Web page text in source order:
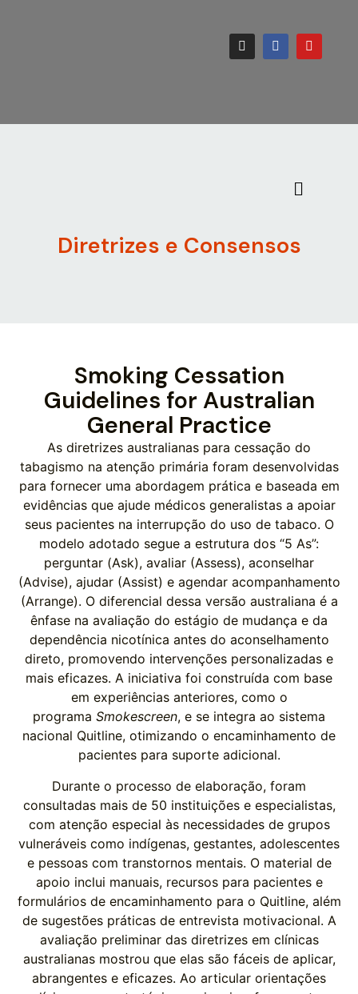
Diretrizes e Consensos
Smoking Cessation
Guidelines for Australian
General Practice
As diretrizes australianas para cessação do
tabagismo na atenção primária foram desenvolvidas
para fornecer uma abordagem prática e baseada em
evidências que ajude médicos generalistas a apoiar
seus pacientes na interrupção do uso de tabaco. O
modelo adotado segue a estrutura dos “5 As”:
perguntar (Ask), avaliar (Assess), aconselhar
(Advise), ajudar (Assist) e agendar acompanhamento
(Arrange). O diferencial dessa versão australiana é a
ênfase na avaliação do estágio de mudança e da
dependência nicotínica antes do aconselhamento
direto, promovendo intervenções personalizadas e
mais eficazes. A iniciativa foi construída com base
em experiências anteriores, como o
programa Smokescreen, e se integra ao sistema
nacional Quitline, otimizando o encaminhamento de
pacientes para suporte adicional.
Durante o processo de elaboração, foram
consultadas mais de 50 instituições e especialistas,
com atenção especial às necessidades de grupos
vulneráveis como indígenas, gestantes, adolescentes
e pessoas com transtornos mentais. O material de
apoio inclui manuais, recursos para pacientes e
formulários de encaminhamento para o Quitline, além
de sugestões práticas de entrevista motivacional. A
avaliação preliminar das diretrizes em clínicas
australianas mostrou que elas são fáceis de aplicar,
abrangentes e eficazes. Ao articular orientações